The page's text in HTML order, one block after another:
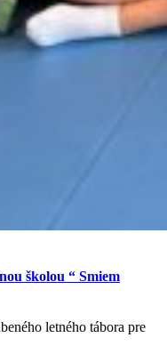
školou “ Smiem
letného tábora pre